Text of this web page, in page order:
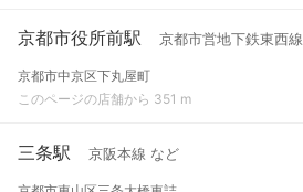
京都市役所前駅 京都市営地下鉄東西線
京都市中京区下丸屋町
このページの店舗から 351 m
三条駅 京阪本線 など